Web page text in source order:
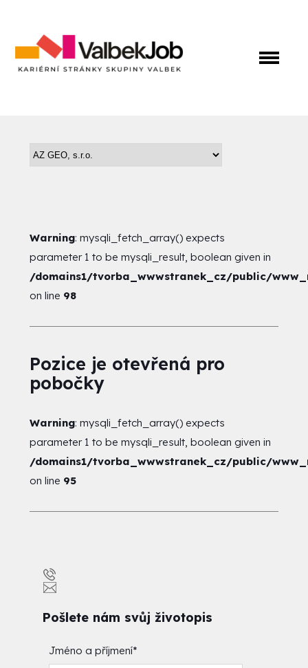
Warning: mysqli_fetch_array() expects
parameter 1 to be mysqli_result, boolean given in
/domains1/tvorba_wwwstranek_cz/public/
on line 98
Pozice je otevřená pro
pobočky
Warning: mysqli_fetch_array() expects
parameter 1 to be mysqli_result, boolean given in
/domains1/tvorba_wwwstranek_cz/public/
on line 95
Pošlete nám svůj životopis
Jméno a příjmení*